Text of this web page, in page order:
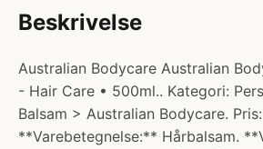
Beskrivelse
Australian Bodycare Australian
- Hair Care • 500ml.. Kategori:
Balsam > Australian Bodycare.
**Varebetegnelse:** Hårbalsam.